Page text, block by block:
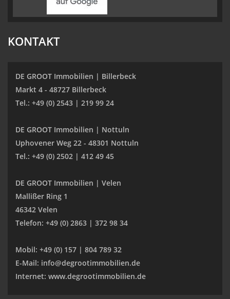
KONTAKT
DE GROOT Immobilien | Billerbeck
Markt 4 - 48727 Billerbeck
Tel.: +49 (0) 2543 | 219 99 24
DE GROOT Immobilien | Nottuln
Uphovener Weg 22 - 48301 Nottuln
Tel.: +49 (0) 2502 | 412 49 45
DE GROOT Immobilien | Velen
Mallißer Ring 1
46342 Velen
Telefon: +49 (0) 2863 | 372 98 34
Mobil: +49 (0) 157 | 804 789 32
E-Mail: info@degrootimmobilien.de
Internet: www.degrootimmobilien.de